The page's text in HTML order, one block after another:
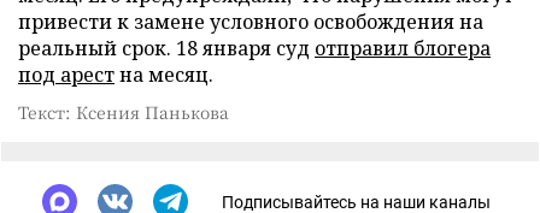
привести к замене условного освобождения на
реальный срок. 18 января суд отправил блогера
под арестна месяц.
Текст: Ксения Панькова
Подписывайтесь на наши каналы